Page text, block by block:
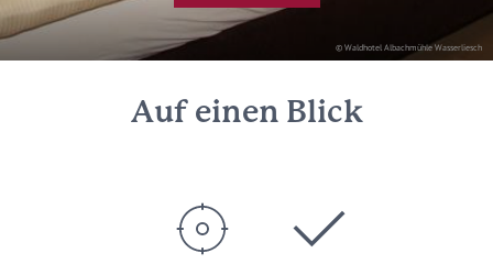
© Waldhotel Albachmühle Wasserliesch
Auf einen Blick